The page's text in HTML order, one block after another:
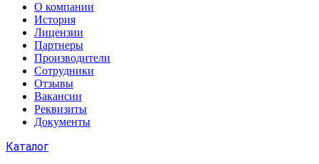
О компании
История
Лицензии
Партнеры
Производители
Сотрудники
Отзывы
Вакансии
Реквизиты
Документы
Каталог